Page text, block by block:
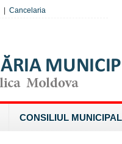
Cancelaria
CONSILIUL MUNICIPAL